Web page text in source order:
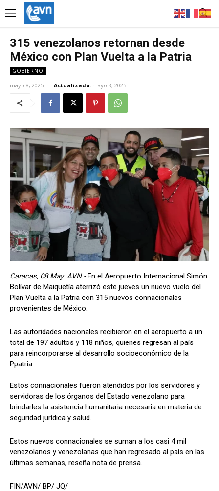
315 venezolanos retornan desde
México con Plan Vuelta a la Patria
GOBIERNO
mayo 8, 2025 Actualizado: mayo 8, 2025
Caracas, 08 May. AVN.-En el Aeropuerto Internacional Simón
Bolívar de Maiquetía aterrizó este jueves un nuevo vuelo del
Plan Vuelta a la Patria con 315 nuevos connacionales
provenientes de México.
Las autoridades nacionales recibieron en el aeropuerto a un
total de 197 adultos y 118 niños, quienes regresan al país
para reincorporarse al desarrollo socioeconómico de la
Ppatria.
Estos connacionales fueron atendidos por los servidores y
servidoras de los órganos del Estado venezolano para
brindarles la asistencia humanitaria necesaria en materia de
seguridad jurídica y salud.
Estos nuevos connacionales se suman a los casi 4 mil
venezolanos y venezolanas que han regresado al país en las
últimas semanas, reseña nota de prensa.
FIN/AVN/ BP/ JQ/